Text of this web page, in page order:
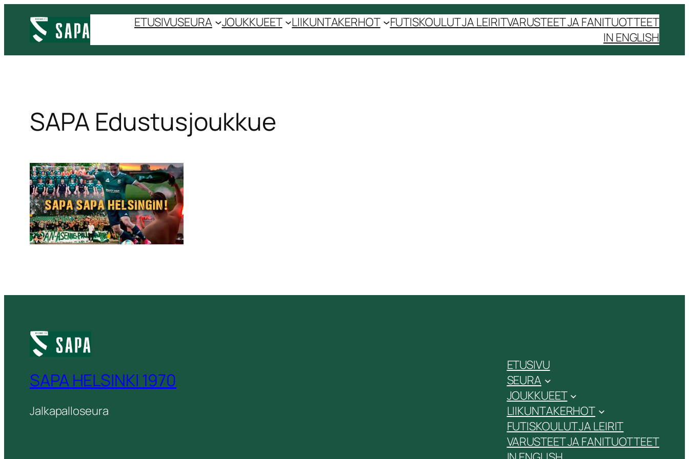
ETUSIVUSEURA JOUKKUEET LIIKUNTAKERHOT FUTISKOULUT JA LEIRITVARUSTEET JA FANITUOTTEET
IN ENGLISH
SAPA Edustusjoukkue
SAPA HELSINKI 1970
Jalkapalloseura
ETUSIVU
SEURA
JOUKKUEET
LIIKUNTAKERHOT
FUTISKOULUT JA LEIRIT
VARUSTEET JA FANITUOTTEET